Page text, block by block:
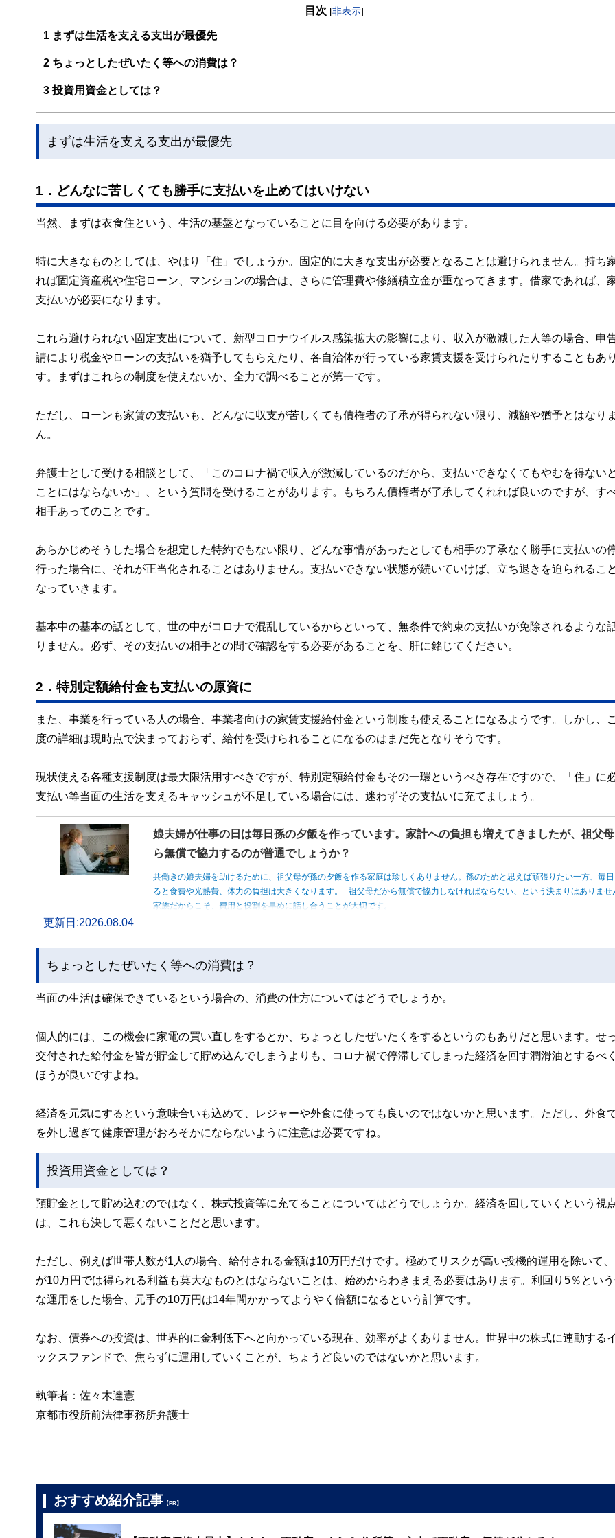
目次 [非表示]
1 まずは生活を支える支出が最優先
2 ちょっとしたぜいたく等への消費は？
3投資用資金としては？
まずは生活を支える支出が最優先
1．どんなに苦しくても勝手に支払いを止めてはいけない
当然、まずは衣食住という、生活の基盤となっていることに目を向ける必要があります。
特に大きなものとしては、やはり「住」でしょうか。固定的に大きな支出が必要となることは避けられません。持ち
れば固定資産税や住宅ローン、マンションの場合は、さらに管理費や修繕積立金が重なってきます。借家であれば、
支払いが必要になります。
これら避けられない固定支出について、新型コロナウイルス感染拡大の影響により、収入が激減した人等の場合、申
請により税金やローンの支払いを猶予してもらえたり、各自治体が行っている家賃支援を受けられたりすることもあ
す。まずはこれらの制度を使えないか、全力で調べることが第一です。
ただし、ローンも家賃の支払いも、どんなに収支が苦しくても債権者の了承が得られない限り、減額や猶予とはなり
ん。
弁護士として受ける相談として、「このコロナ禍で収入が激減しているのだから、支払いできなくてもやむを得ない
ことにはならないか」、という質問を受けることがあります。もちろん債権者が了承してくれれば良いのですが、す
相手あってのことです。
あらかじめそうした場合を想定した特約でもない限り、どんな事情があったとしても相手の了承なく勝手に支払いの
行った場合に、それが正当化されることはありません。支払いできない状態が続いていけば、立ち退きを迫られるこ
なっていきます。
基本中の基本の話として、世の中がコロナで混乱しているからといって、無条件で約束の支払いが免除されるような
りません。必ず、その支払いの相手との間で確認をする必要があることを、肝に銘じてください。
2．特別定額給付金も支払いの原資に
また、事業を行っている人の場合、事業者向けの家賃支援給付金という制度も使えることになるようです。しかし、
度の詳細は現時点で決まっておらず、給付を受けられることになるのはまだ先となりそうです。
現状使える各種支援制度は最大限活用すべきですが、特別定額給付金もその一環というべき存在ですので、「住」に
支払い等当面の生活を支えるキャッシュが不足している場合には、迷わずその支払いに充てましょう。
娘夫婦が仕事の日は毎日孫の夕飯を作っています。家計への負担も増えてきましたが、祖父
ら無償で協力するのが普通でしょうか？
共働きの娘夫婦を助けるために、祖父母が孫の夕飯を作る家庭は珍しくありません。孫のためと思えば頑張りたい一方、毎日
ると食費や光熱費、体力の負担は大きくなります。 祖父母だから無償で協力しなければならない、という決まりはありませ
家族だからこそ、費用と役割を早めに話し合うことが大切です。
更新日:2026.08.04
ちょっとしたぜいたく等への消費は？
当面の生活は確保できているという場合の、消費の仕方についてはどうでしょうか。
個人的には、この機会に家電の買い直しをするとか、ちょっとしたぜいたくをするというのもありだと思います。せ
交付された給付金を皆が貯金して貯め込んでしまうよりも、コロナ禍で停滞してしまった経済を回す潤滑油とするべ
ほうが良いですよね。
経済を元気にするという意味合いも込めて、レジャーや外食に使っても良いのではないかと思います。ただし、外食
を外し過ぎて健康管理がおろそかにならないように注意は必要ですね。
投資用資金としては？
預貯金として貯め込むのではなく、株式投資等に充てることについてはどうでしょうか。経済を回していくという視
は、これも決して悪くないことだと思います。
ただし、例えば世帯人数が1人の場合、給付される金額は10万円だけです。極めてリスクが高い投機的運用を除いて
が10万円では得られる利益も莫大なものとはならないことは、始めからわきまえる必要はあります。利回り5％とい
な運用をした場合、元手の10万円は14年間かかってようやく倍額になるという計算です。
なお、債券への投資は、世界的に金利低下へと向かっている現在、効率がよくありません。世界中の株式に連動する
ックスファンドで、焦らずに運用していくことが、ちょうど良いのではないかと思います。
執筆者：佐々木達憲
京都市役所前法律事務所弁護士
おすすめ紹介記事 【PR】